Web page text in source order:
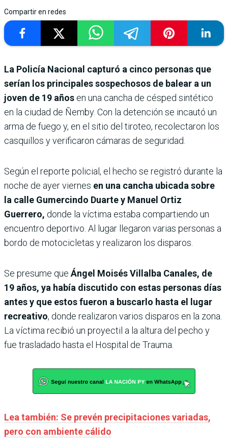
Compartir en redes
La Policía Nacional capturó a cinco personas que
serían los principales sospechosos de balear a un
joven de 19 años en una cancha de césped sintético
en la ciudad de Ñemby. Con la detención se incautó un
arma de fuego y, en el sitio del tiroteo, recolectaron los
casquillos y verificaron cámaras de seguridad.
Según el reporte policial, el hecho se registró durante la
noche de ayer viernes en una cancha ubicada sobre
la calle Gumercindo Duarte y Manuel Ortiz
Guerrero, donde la víctima estaba compartiendo un
encuentro deportivo. Al lugar llegaron varias personas a
bordo de motocicletas y realizaron los disparos.
Se presume que Ángel Moisés Villalba Canales, de
19 años, ya había discutido con estas personas días
antes y que estos fueron a buscarlo hasta el lugar
recreativo, donde realizaron varios disparos en la zona.
La víctima recibió un proyectil a la altura del pecho y
fue trasladado hasta el Hospital de Trauma.
Lea también: Se prevén precipitaciones variadas,
pero con ambiente cálido